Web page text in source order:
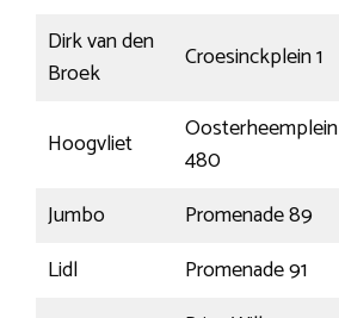
Dirk van den
Broek
Croesinckplein 1
Hoogvliet
Oosterheemplein
480
Jumbo
Promenade 89
Lidl
Promenade 91